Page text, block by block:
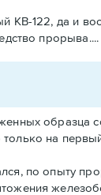
КВ-122, да и
прорыва....
образца
на
по опыту